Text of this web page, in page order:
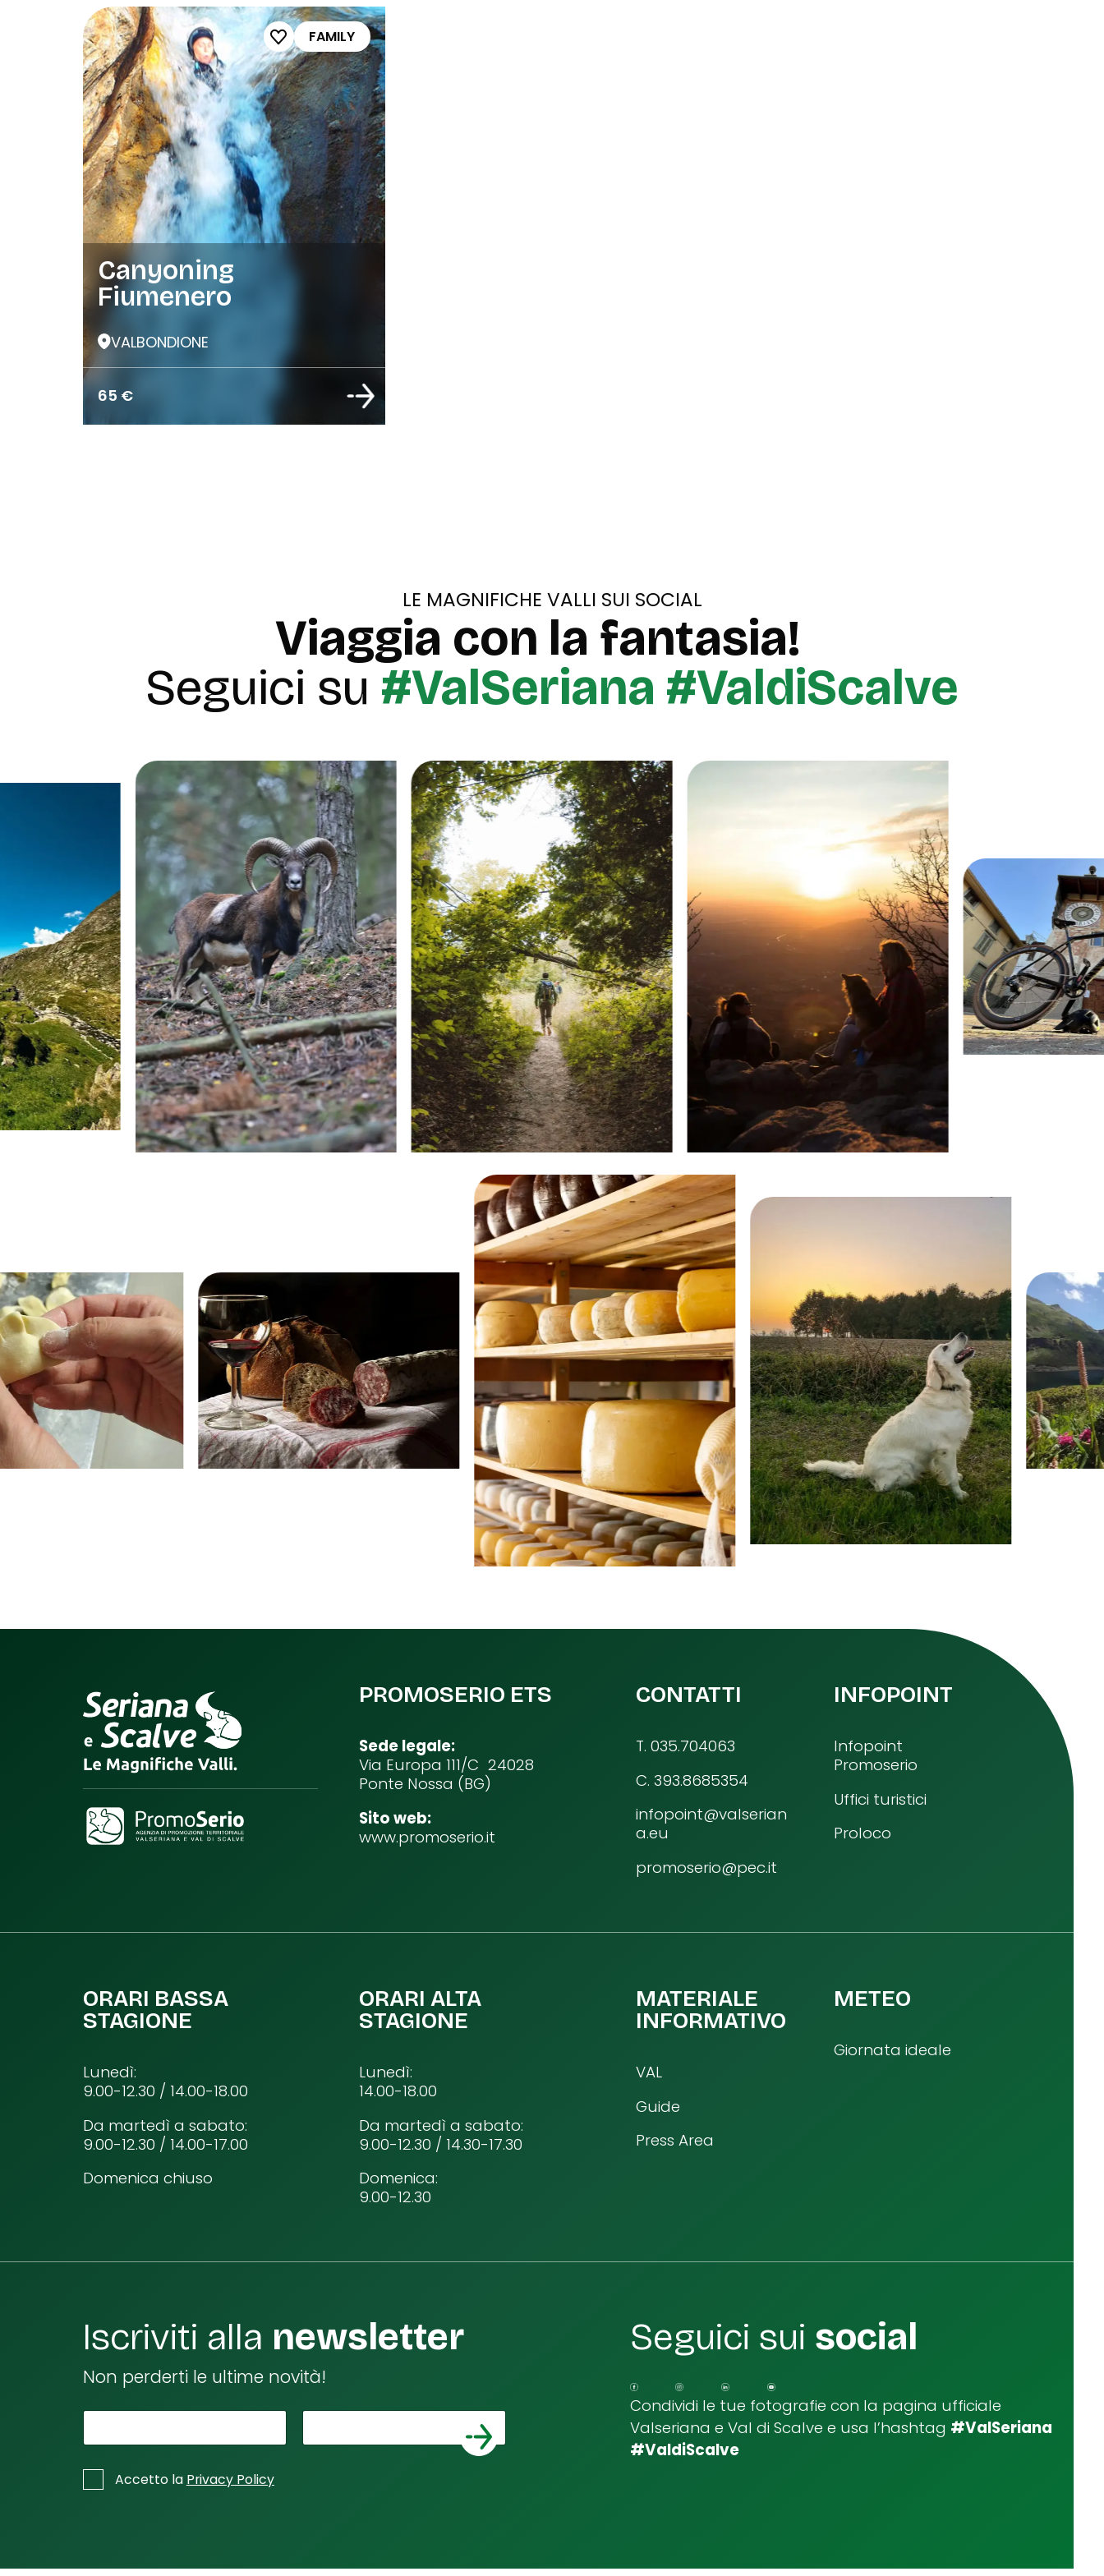
FAMILY
Canyoning
Fiumenero
VALBONDIONE
65 €
LE MAGNIFICHE VALLI SUI SOCIAL
Viaggia con la fantasia!
Seguici su #ValSeriana #ValdiScalve
PROMOSERIO ETS
Sede legale:
Via Europa 111/C 24028
Ponte Nossa (BG)
Sito web:
www.promoserio.it
CONTATTI
T. 035.704063
C. 393.8685354
infopoint@valserian
a.eu
promoserio@pec.it
INFOPOINT
Infopoint
Promoserio
Uffici turistici
Proloco
ORARI BASSA
STAGIONE
Lunedì:
9.00-12.30 / 14.00-18.00
Da martedì a sabato:
9.00-12.30 / 14.00-17.00
Domenica chiuso
ORARI ALTA
STAGIONE
Lunedì:
14.00-18.00
Da martedì a sabato:
9.00-12.30 / 14.30-17.30
Domenica:
9.00-12.30
MATERIALE
INFORMATIVO
VAL
Guide
Press Area
METEO
Giornata ideale
Iscriviti alla newsletter
Non perderti le ultime novità!
C
a
e
* Accetto la Privacy Policy
Seguici sui social
Condividi le tue fotografie con la pagina ufficiale
Valseriana e Val di Scalve e usa l’hashtag #ValSeriana
#ValdiScalve